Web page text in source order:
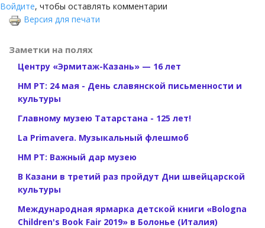
Войдите, чтобы оставлять комментарии
Версия для печати
Заметки на полях
Центру «Эрмитаж-Казань» — 16 лет
НМ РТ: 24 мая - День славянской письменности и
культуры
Главному музею Татарстана - 125 лет!
La Primavera. Музыкальный флешмоб
НМ РТ: Важный дар музею
В Казани в третий раз пройдут Дни швейцарской
культуры
Международная ярмарка детской книги «Bologna
Children's Book Fair 2019» в Болонье (Италия)